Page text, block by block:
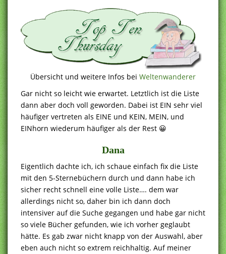
Übersicht und weitere Infos bei Weltenwanderer
Gar nicht so leicht wie erwartet. Letztlich ist die Liste
dann aber doch voll geworden. Dabei ist EIN sehr viel
häufiger vertreten als EINE und KEIN, MEIN, und
EINhorn wiederum häufiger als der Rest 😀
Dana
Eigentlich dachte ich, ich schaue einfach fix die Liste
mit den 5-Sternebüchern durch und dann habe ich
sicher recht schnell eine volle Liste…. dem war
allerdings nicht so, daher bin ich dann doch
intensiver auf die Suche gegangen und habe gar nicht
so viele Bücher gefunden, wie ich vorher geglaubt
hätte. Es gab zwar nicht knapp von der Auswahl, aber
eben auch nicht so extrem reichhaltig. Auf meiner